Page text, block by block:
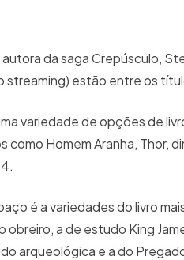
da saga Crepúsculo,
streaming) estão entre os
variedade de opções de
como Homem Aranha, Thor,
é a variedades do livro
a de estudo King
arqueológica e a do